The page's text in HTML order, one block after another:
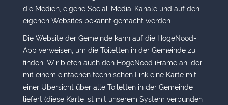
die Medien, eigene Social-Media-Kanäle und auf den
eigenen Websites bekannt gemacht werden.
Die Website der Gemeinde kann auf die HogeNood-
App verweisen, um die Toiletten in der Gemeinde zu
finden. Wir bieten auch den HogeNood iFrame an, der
mit einem einfachen technischen Link eine Karte mit
einer Übersicht über alle Toiletten in der Gemeinde
liefert (diese Karte ist mit unserem System verbunden